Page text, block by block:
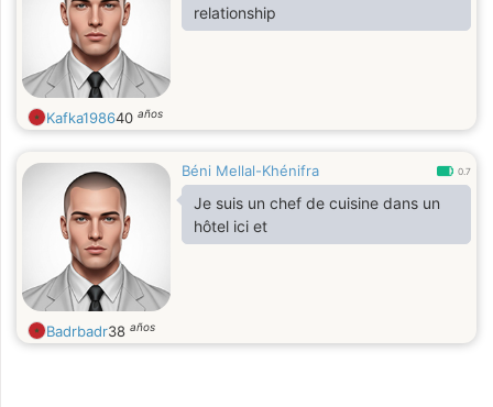
relationship
Kafka198640 años
Béni Mellal-Khénifra 0.7
Je suis un chef de cuisine dans un
hôtel ici et
Badrbadr38 años